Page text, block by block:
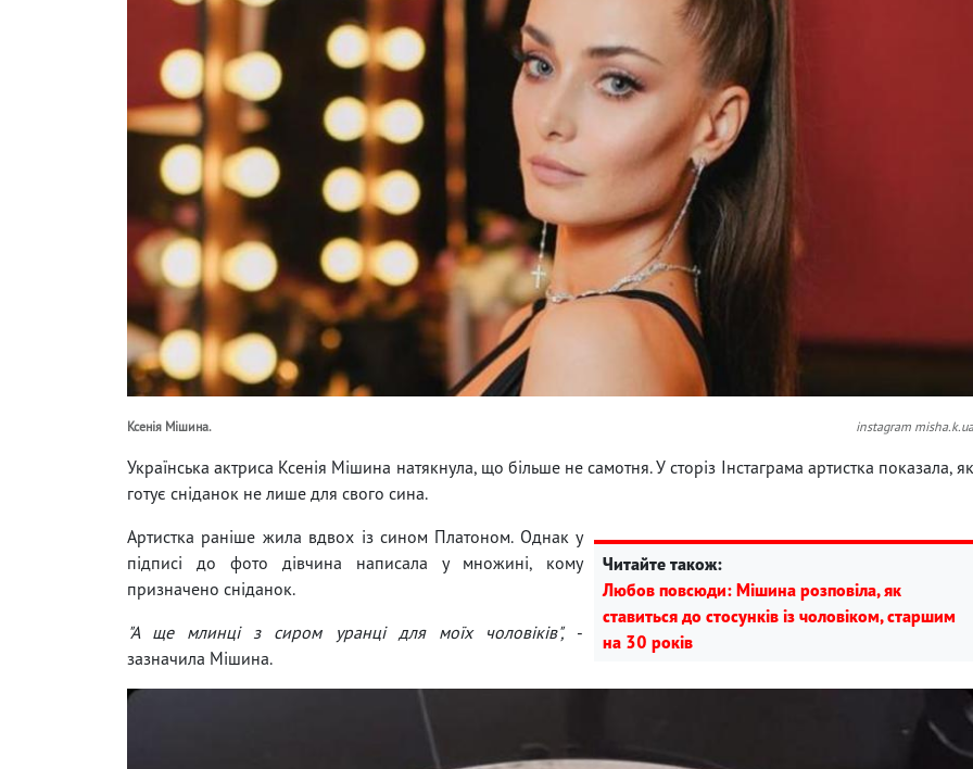
Ксенія Мішина. instagram misha.k.ua
Українська актриса Ксенія Мішина натякнула, що більше не самотня. У сторіз Інстаграма артистка показала, як
готує сніданок не лише для свого сина.
Читайте також:
Любов повсюди: Мішина розповіла, як
ставиться до стосунків із чоловіком, старшим
на 30 років
Артистка раніше жила вдвох із сином Платоном. Однак у
підписі до фото дівчина написала у множині, кому
призначено сніданок.
"А ще млинці з сиром уранці для моїх чоловіків",-
зазначила Мішина.